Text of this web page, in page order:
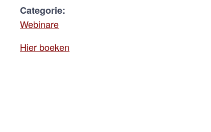
Categorie:
Webinare
Hier boeken